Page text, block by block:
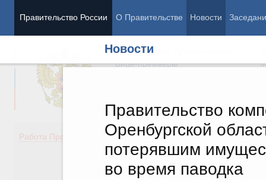
Правительство России О Правительстве Новости
Новости
Правительство
Оренбургской
потерявшим
во время паводка
Председатель Правительства
Вице-премьеры
Работа Правительства
Демография
Здоровье
Культура